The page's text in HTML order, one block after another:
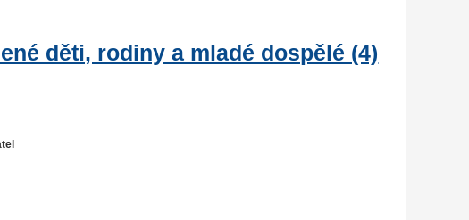
děti, rodiny a mladé dospělé (4)